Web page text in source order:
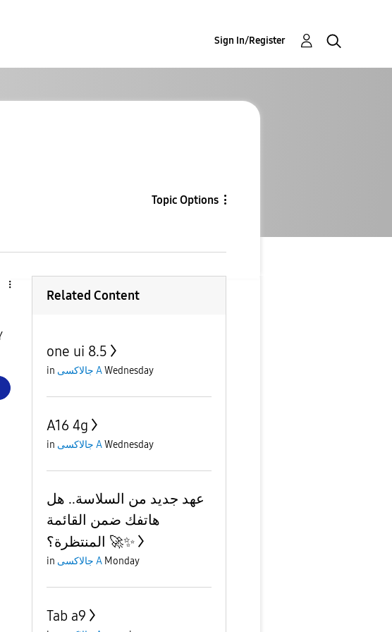
Sign In/Register
Topic Options
Related Content
one ui 8.5
in جالاكسى AWednesday
A16 4g
in جالاكسى AWednesday
عهد جديد من السلاسة.. هل
هاتفك ضمن القائمة
المنتظرة؟ 🚀✨
in جالاكسى A Monday
Tab a9